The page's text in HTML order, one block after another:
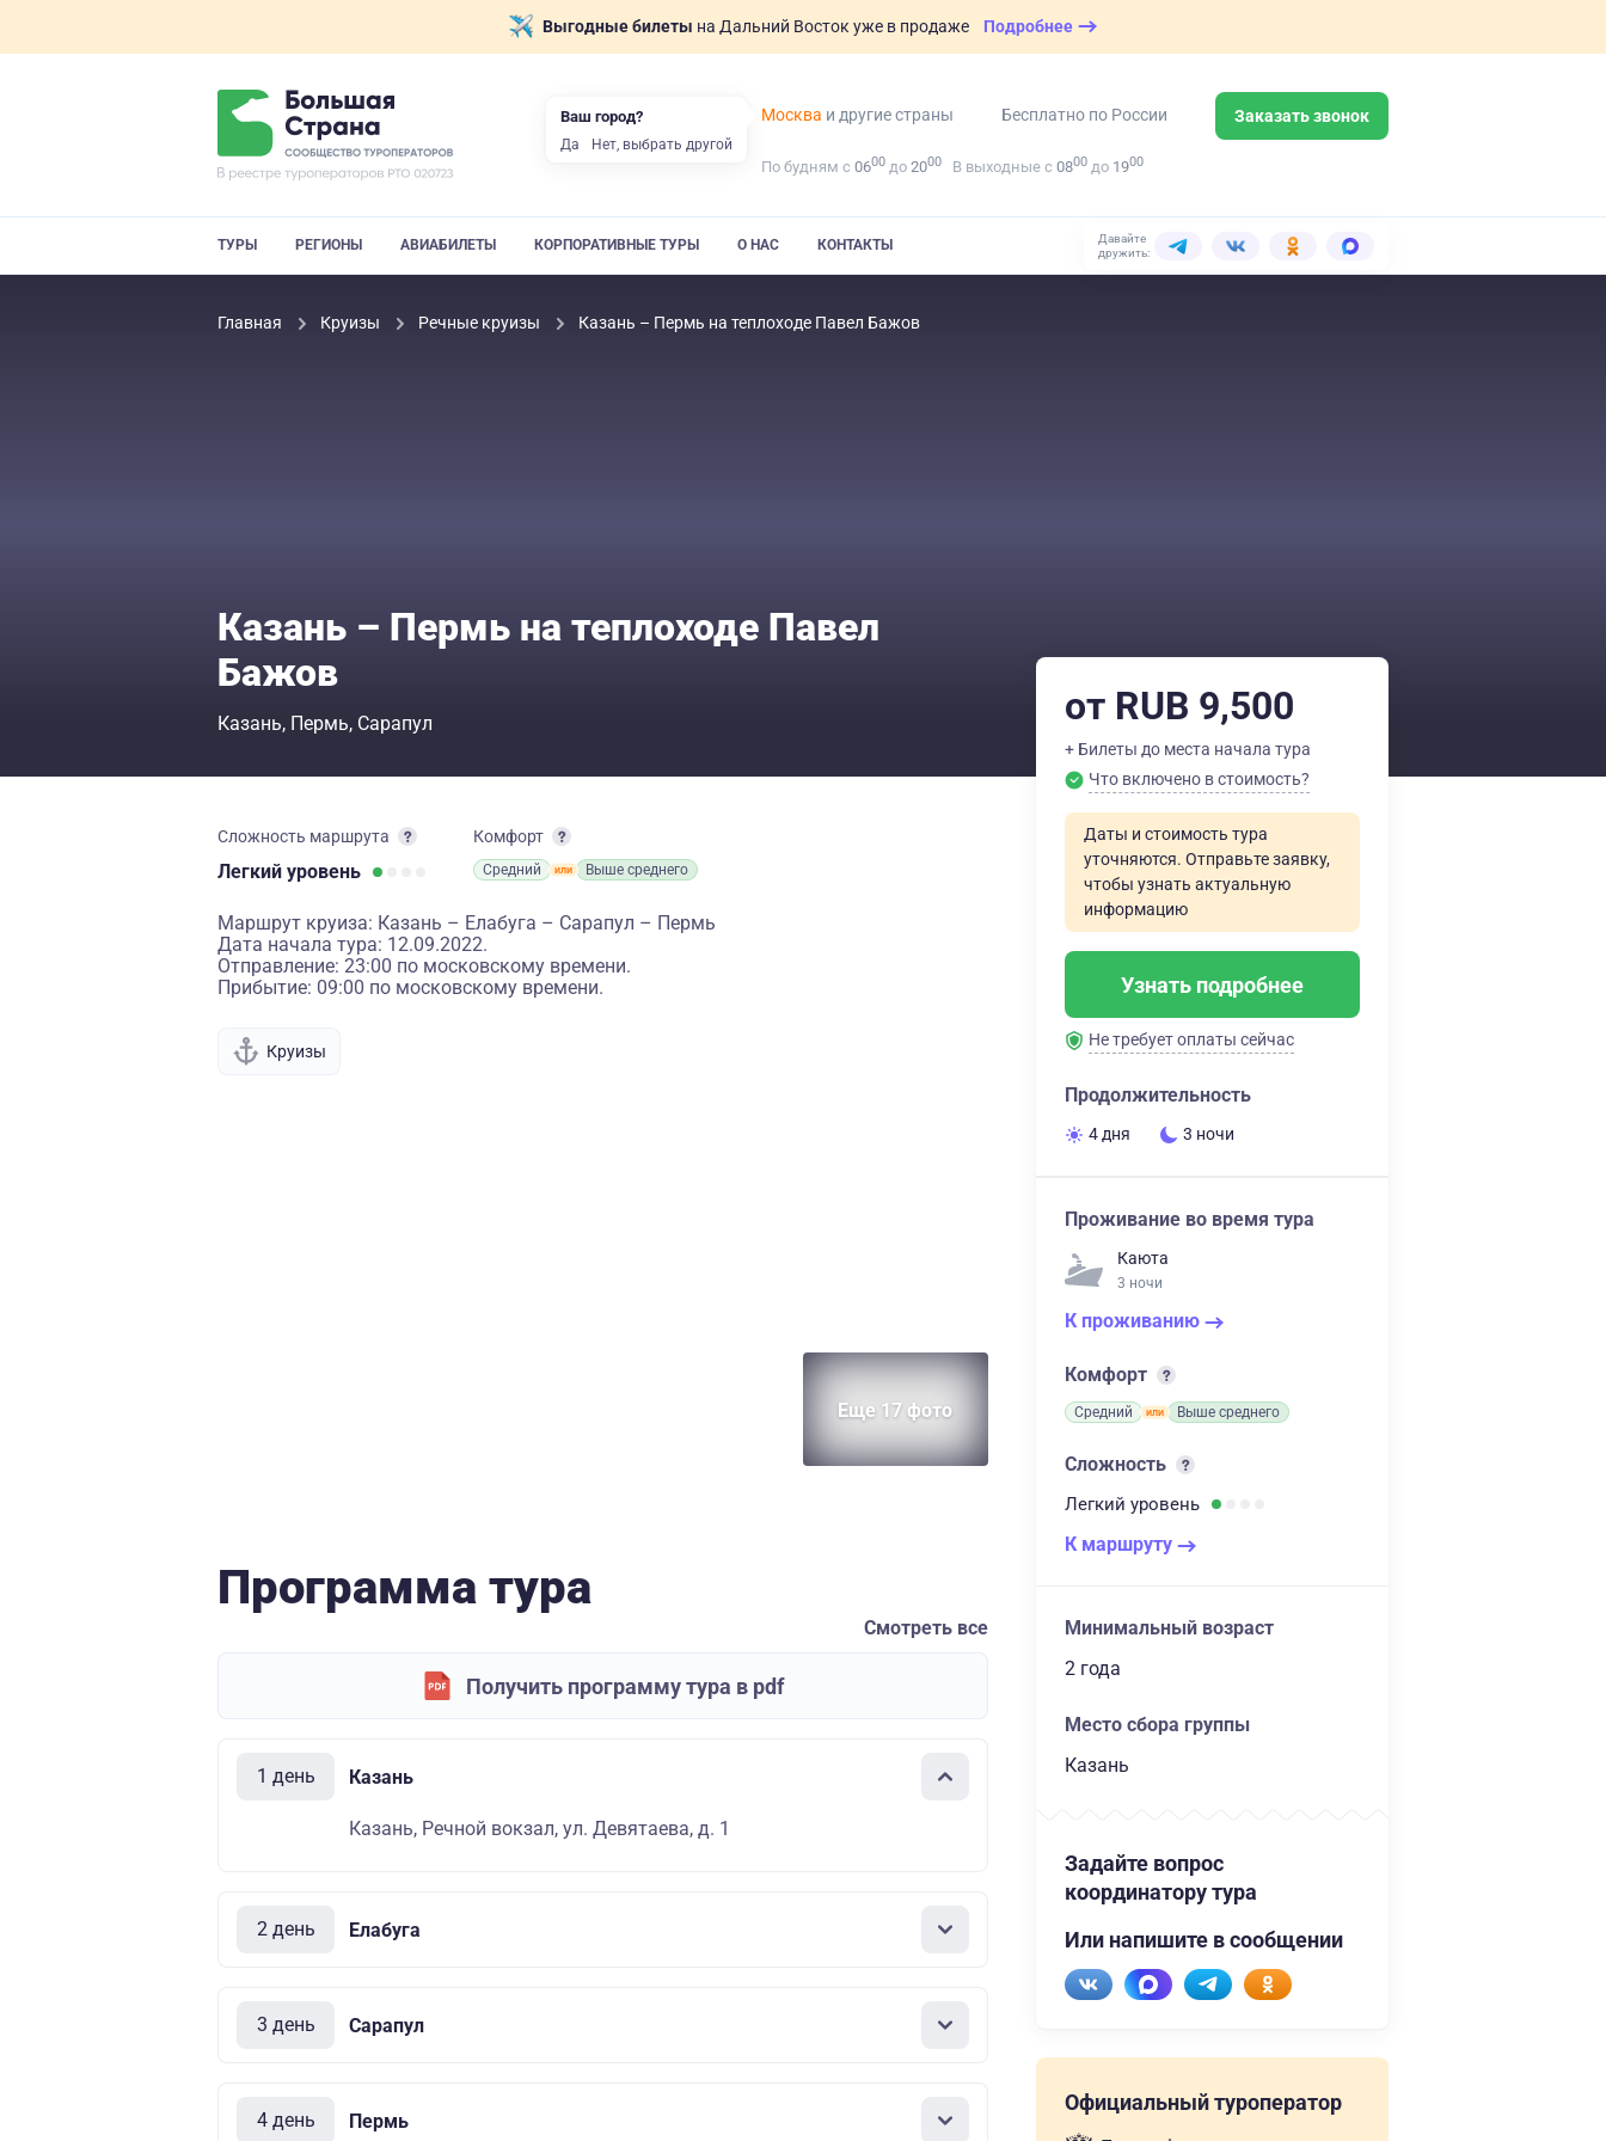
Выгодные билеты на Дальний Восток уже в продаже Подробнее
Москва и другие страны Бесплатно по России Заказать звонок
По будням с 0600 до 2000 В выходные с 0800 до 1900
ТУРЫ РЕГИОНЫ АВИАБИЛЕТЫ КОРПОРАТИВНЫЕ ТУРЫ О НАС КОНТАКТЫ
Давайте
дружить:
Главная Круизы Речные круизы Казань – Пермь на теплоходе Павел Бажов
Казань – Пермь на теплоходе Павел
Бажов
Казань Пермь Сарапул
Сложность маршрута
Легкий уровень
Комфорт
Средний Выше среднего
Маршрут круиза: Казань – Елабуга – Сарапул – Пермь
Дата начала тура: 12.09.2022.
Отправление: 23:00 по московскому времени.
Прибытие: 09:00 по московскому времени.
Круизы
Еще 17 фото
Программа тура
Смотреть все
Получить программу тура в pdf
1 день Казань
Казань, Речной вокзал, ул. Девятаева, д. 1
2 день Елабуга
3 день Сарапул
4 день Пермь
от RUB 9,500
+ Билеты до места начала тура
Что включено в стоимость?
Даты и стоимость тура
уточняются. Отправьте заявку,
чтобы узнать актуальную
информацию
Узнать подробнее
Не требует оплаты сейчас
Продолжительность
4 дня 3 ночи
Проживание во время тура
Каюта
3 ночи
К проживанию
Комфорт
Средний Выше среднего
Сложность
Легкий уровень
К маршруту
Минимальный возраст
2 года
Место сбора группы
Казань
Задайте вопрос
координатору тура
Или напишите в сообщении
Официальный туроператор
Ваш город?
Да Нет, выбрать другой